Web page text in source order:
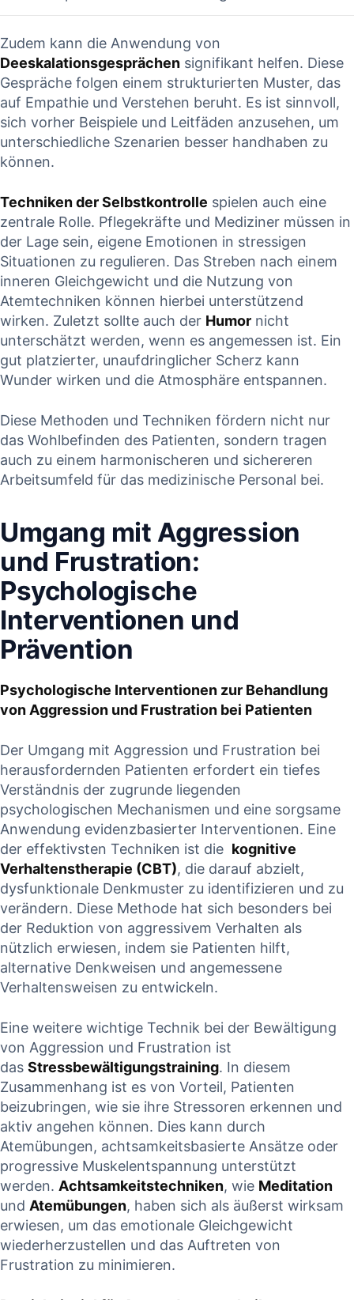
Zudem kann die Anwendung von
Deeskalationsgesprächen signifikant‍ helfen. Diese
Gespräche folgen ‌einem strukturierten Muster, das
auf ‌Empathie‍ und ‍Verstehen beruht. Es ist sinnvoll, ​
sich vorher ‍Beispiele und Leitfäden anzusehen, um
⁤unterschiedliche Szenarien besser handhaben zu
können.
Techniken der Selbstkontrolle spielen auch eine
zentrale Rolle. Pflegekräfte und Mediziner müssen in
der Lage sein, eigene Emotionen in ⁢stressigen
Situationen zu regulieren.‌ Das Streben nach einem
‌inneren Gleichgewicht und die Nutzung von
Atemtechniken ‍können hierbei ‌unterstützend
wirken. Zuletzt sollte auch der Humor nicht
unterschätzt‍ werden, wenn​ es angemessen ist. Ein⁣
gut platzierter, unaufdringlicher Scherz kann
⁢Wunder⁢ wirken ‌und die⁣ Atmosphäre entspannen.
Diese Methoden ⁢und Techniken fördern nicht nur
das Wohlbefinden des Patienten, sondern​ tragen⁣
auch zu⁢ einem harmonischeren und sichereren
Arbeitsumfeld für das medizinische Personal bei.
Umgang mit Aggression
und Frustration:
Psychologische
Interventionen und
Prävention
Psychologische Interventionen zur Behandlung
von Aggression und Frustration bei Patienten
Der​ Umgang mit Aggression und Frustration bei
herausfordernden‍ Patienten erfordert ein tiefes
Verständnis der zugrunde liegenden
psychologischen Mechanismen und eine sorgsame
Anwendung evidenzbasierter Interventionen. Eine⁢
der effektivsten Techniken ist die ​ kognitive
Verhaltenstherapie (CBT), die darauf abzielt,
dysfunktionale ⁢Denkmuster zu identifizieren und zu‌
verändern. Diese Methode hat sich⁢ besonders bei
der Reduktion von ‌aggressivem⁣ Verhalten als
nützlich ​erwiesen, ⁢indem sie Patienten hilft,
alternative Denkweisen und angemessene
Verhaltensweisen zu entwickeln.
Eine weitere wichtige Technik bei ⁤der Bewältigung
‍von⁤ Aggression und⁤ Frustration ist
das Stressbewältigungstraining. In diesem
Zusammenhang ist es von Vorteil, Patienten⁣
beizubringen, wie ‍sie ihre Stressoren erkennen und
aktiv​ angehen können. Dies⁢ kann ​durch
Atemübungen, achtsamkeitsbasierte Ansätze oder
progressive ⁢Muskelentspannung unterstützt
werden. Achtsamkeitstechniken, wie Meditation
und Atemübungen, ⁣haben⁢ sich als äußerst wirksam
erwiesen, um das emotionale​ Gleichgewicht
wiederherzustellen und das Auftreten von
Frustration zu minimieren.